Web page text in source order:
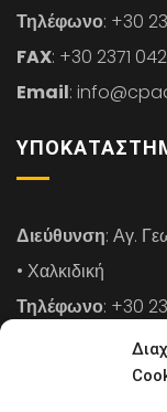
Τηλέφωνο: +30
FAX: +30 2371
Email:
Διεύθυνση: Αγ.
• Χαλκιδική
Τηλέφωνο: +30
: +30 2373
: